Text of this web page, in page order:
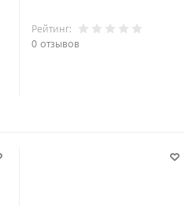
Рейтинг:
0 отзывов